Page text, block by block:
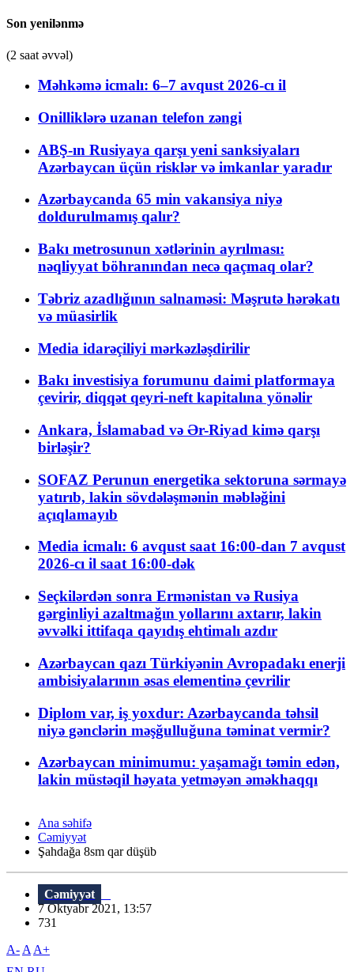
Son yenilənmə
(2 saat əvvəl)
Məhkəmə icmalı: 6–7 avqust 2026-cı il
Onilliklərə uzanan telefon zəngi
ABŞ-ın Rusiyaya qarşı yeni sanksiyaları
Azərbaycan üçün risklər və imkanlar yaradır
Azərbaycanda 65 min vakansiya niyə
doldurulmamış qalır?
Bakı metrosunun xətlərinin ayrılması:
nəqliyyat böhranından necə qaçmaq olar?
Təbriz azadlığının salnaməsi: Məşrutə hərəkatı
və müasirlik
Media idarəçiliyi mərkəzləşdirilir
Bakı investisiya forumunu daimi platformaya
çevirir, diqqət qeyri-neft kapitalına yönəlir
Ankara, İslamabad və Ər-Riyad kimə qarşı
birləşir?
SOFAZ Perunun energetika sektoruna sərmayə
yatırıb, lakin sövdələşmənin məbləğini
açıqlamayıb
Media icmalı: 6 avqust saat 16:00-dan 7 avqust
2026-cı il saat 16:00-dək
Seçkilərdən sonra Ermənistan və Rusiya
gərginliyi azaltmağın yollarını axtarır, lakin
əvvəlki ittifaqa qayıdış ehtimalı azdır
Azərbaycan qazı Türkiyənin Avropadakı enerji
ambisiyalarının əsas elementinə çevrilir
Diplom var, iş yoxdur: Azərbaycanda təhsil
niyə gənclərin məşğulluğuna təminat vermir?
Azərbaycan minimumu: yaşamağı təmin edən,
lakin müstəqil həyata yetməyən əməkhaqqı
Ana səhifə
Cəmiyyət
Şahdağa 8sm qar düşüb
Cəmiyyət
7 Oktyabr 2021, 13:57
731
A- A A+